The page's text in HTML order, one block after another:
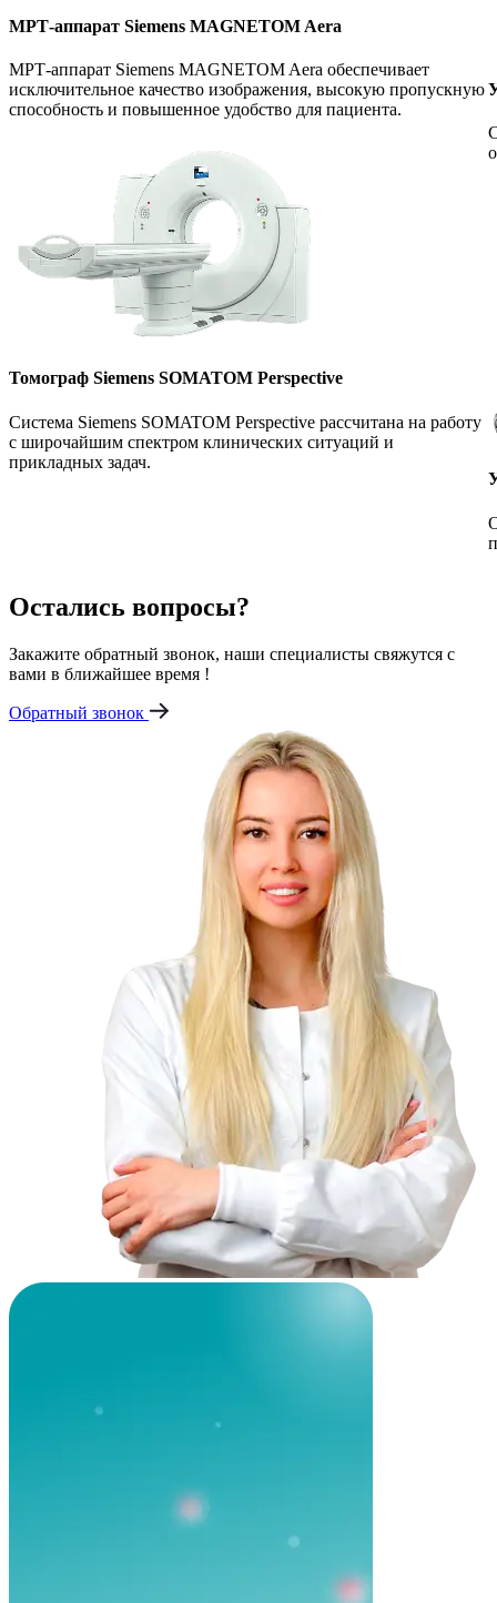
МРТ-аппарат Siemens MAGNETOM Aera
МРТ-аппарат Siemens MAGNETOM Aera обеспечивает
исключительное качество изображения, высокую пропускную
способность и повышенное удобство для пациента.
Томограф Siemens SOMATOM Perspective
Система Siemens SOMATOM Perspective рассчитана на работу
с широчайшим спектром клинических ситуаций и
прикладных задач.
Остались вопросы?
Закажите обратный звонок, наши специалисты свяжутся с
вами в ближайшее время !
Обратный звонок